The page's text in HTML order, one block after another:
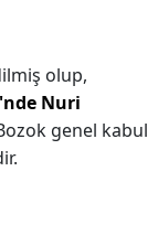
olup,
Nuri
genel kabul